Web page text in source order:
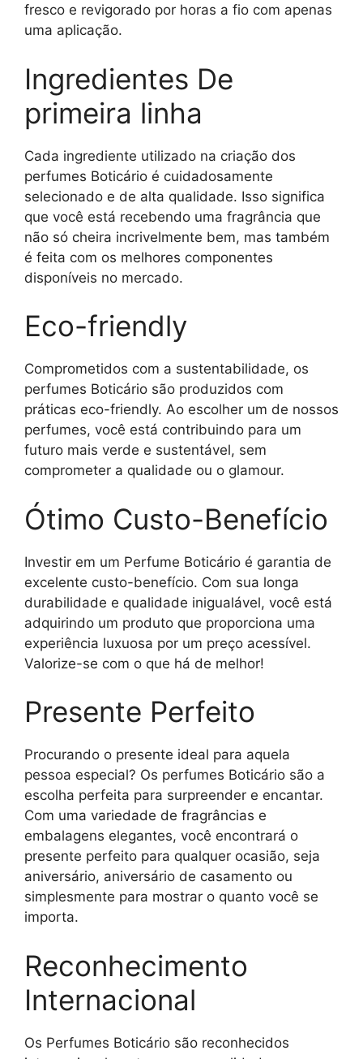
fresco e revigorado por horas a fio com apenas
uma aplicação.
Ingredientes De
primeira linha
Cada ingrediente utilizado na criação dos
perfumes Boticário é cuidadosamente
selecionado e de alta qualidade. Isso significa
que você está recebendo uma fragrância que
não só cheira incrivelmente bem, mas também
é feita com os melhores componentes
disponíveis no mercado.
Eco-friendly
Comprometidos com a sustentabilidade, os
perfumes Boticário são produzidos com
práticas eco-friendly. Ao escolher um de nossos
perfumes, você está contribuindo para um
futuro mais verde e sustentável, sem
comprometer a qualidade ou o glamour.
Ótimo Custo-Benefício
Investir em um Perfume Boticário é garantia de
excelente custo-benefício. Com sua longa
durabilidade e qualidade inigualável, você está
adquirindo um produto que proporciona uma
experiência luxuosa por um preço acessível.
Valorize-se com o que há de melhor!
Presente Perfeito
Procurando o presente ideal para aquela
pessoa especial? Os perfumes Boticário são a
escolha perfeita para surpreender e encantar.
Com uma variedade de fragrâncias e
embalagens elegantes, você encontrará o
presente perfeito para qualquer ocasião, seja
aniversário, aniversário de casamento ou
simplesmente para mostrar o quanto você se
importa.
Reconhecimento
Internacional
Os Perfumes Boticário são reconhecidos